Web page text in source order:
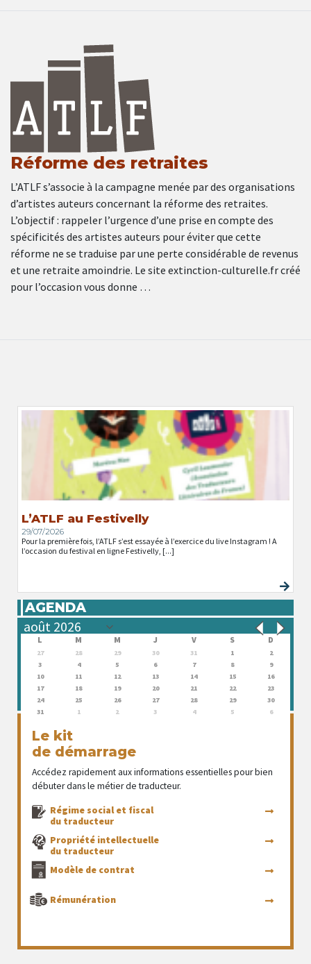
Réforme des retraites
L’ATLF s’associe à la campagne menée par des organisations
d’artistes auteurs concernant la réforme des retraites.
L’objectif : rappeler l’urgence d’une prise en compte des
spécificités des artistes auteurs pour éviter que cette
réforme ne se traduise par une perte considérable de revenus
et une retraite amoindrie. Le site extinction-culturelle.fr créé
pour l’occasion vous donne …
L’ATLF au Festivelly
29/07/2026
Pour la première fois, l’ATLF s’est essayée à l’exercice du live Instagram ! A
l’occasion du festival en ligne Festivelly, [...]
AGENDA
L M M J V S D
27 28 29 30 31 1
2
3
4 5 6 7 8
9
10
11 12 13 14 15
16
17
18 19 20 21 22
23
24
25 26 27 28 29
30
31
1 2 3 4 5 6
Le kit
de démarrage
Accédez rapidement aux informations essentielles pour bien
débuter dans le métier de traducteur.
Régime social et fiscal
du traducteur
Propriété intellectuelle
du traducteur
Modèle de contrat
Rémunération